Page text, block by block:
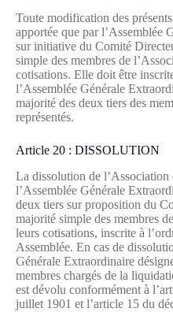
Toute modification des
apportée que par l’Assemblée
sur initiative du Comité
simple des membres de
cotisations. Elle doit être
l’Assemblée Générale
majorité des deux tiers des
représentés.
Article 20 : DISSOLUTION
La dissolution de l’Association
l’Assemblée Générale
deux tiers sur proposition du
majorité simple des membres
leurs cotisations, inscrite à
Assemblée. En cas de
Générale Extraordinaire
membres chargés de la
est dévolu conformément à
juillet 1901 et l’article 15 du